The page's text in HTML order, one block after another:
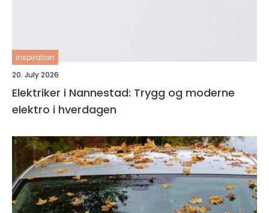
inspiration
20. July 2026
Elektriker i Nannestad: Trygg og moderne
elektro i hverdagen